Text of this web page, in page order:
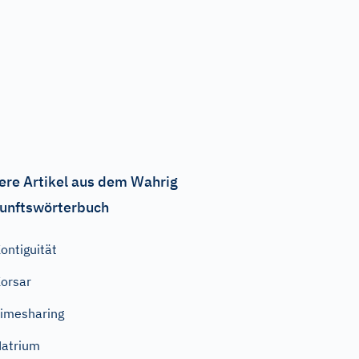
Artikel aus dem Wahrig